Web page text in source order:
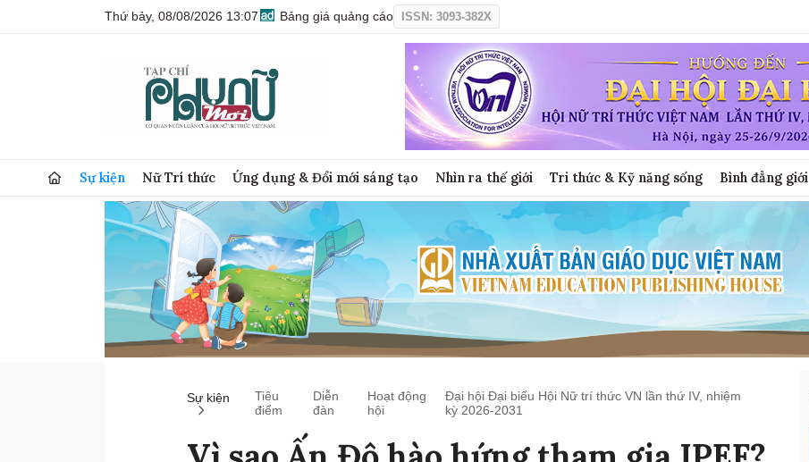
Thứ bảy, 08/08/2026 13:07 Bảng giá quảng cáo ISSN: 3093-382X
Sự kiện Nữ Trí thức Ứng dụng & Đổi mới sáng tạo Nhìn ra thế giới Tri thức & Kỹ năng sống Bình đẳng giới
Sự kiện
Tiêu
điểm
Diễn
đàn
Hoạt động
hội
Đại hội Đại biểu Hội Nữ trí thức VN lần thứ IV, nhiệm
kỳ 2026-2031